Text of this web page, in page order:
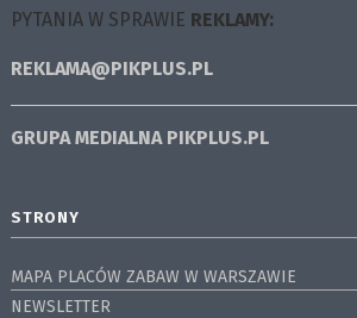
PYTANIA W SPRAWIE REKLAMY:
REKLAMA@PIKPLUS.PL
GRUPA MEDIALNA PIKPLUS.PL
STRONY
MAPA PLACÓW ZABAW W WARSZAWIE
NEWSLETTER